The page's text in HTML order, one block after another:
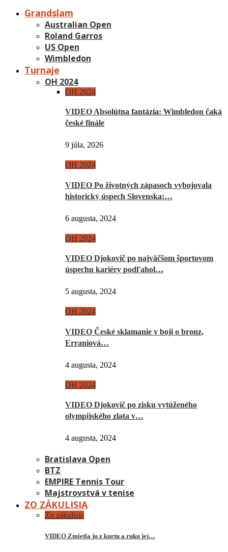
Grandslam
Australian Open
Roland Garros
US Open
Wimbledon
Turnaje
OH 2024
OH 2024
VIDEO Absolútna fantázia: Wimbledon čaká
české finále
9 júla, 2026
OH 2024
VIDEO Po životných zápasoch vybojovala
historický úspech Slovenska:…
6 augusta, 2024
OH 2024
VIDEO Djokovič po najväčšom športovom
úspechu kariéry podľahol…
5 augusta, 2024
OH 2024
VIDEO České sklamanie v boji o bronz,
Erraniová…
4 augusta, 2024
OH 2024
VIDEO Djokovič po zisku vytúženého
olympijského zlata v…
4 augusta, 2024
Bratislava Open
BTZ
EMPIRE Tennis Tour
Majstrovstvá v tenise
ZO ZÁKULISIA
Zo zákulisia
VIDEO Zmietla ju z kurtu a ruku jej…